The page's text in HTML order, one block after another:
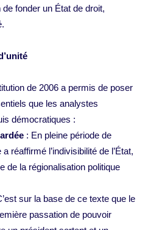
fonder un État de droit,
de 2006 a permis de poser
que les analystes
démocratiques :
: En pleine période de
réaffirmé l’indivisibilité de l’État,
de la régionalisation politique
sur la base de ce texte que le
passation de pouvoir